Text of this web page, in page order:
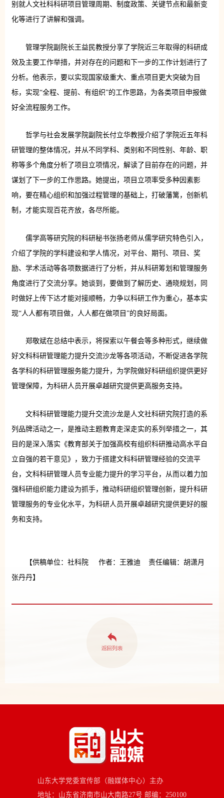
别就人文社科科研项目管理周期、制度政策、关键节点和最新变
化等进行了讲解和强调。
管理学院副院长王益民教授分享了学院近三年取得的科研成
效及主要工作举措，并对存在的问题和下一步的工作计划进行了
分析。他表示，要以实现国家级重大、重点项目更大突破为目
标，实现“全程、提前、有组织”的工作思路，为各类项目申报做
好全流程服务工作。
哲学与社会发展学院副院长付立华教授介绍了学院近五年科
研管理的整体情况，并从不同学科、类别和不同性别、年龄、职
称等多个角度分析了项目立项情况，解读了目前存在的问题，并
谋划了下一步的工作思路。她提出，项目立项率受多种因素影
响，要在精心组织和加强过程管理的基础上，打破藩篱，创新机
制，才能实现百花齐放，各尽所能。
儒学高等研究院的科研秘书张扬老师从儒学研究特色引入，
介绍了学院的学科建设和学人情况，对平台、期刊、项目、奖
励、学术活动等各项数据进行了分析，并从科研筹划和管理服务
角度进行了交流分享。她谈到，要做到了解历史、通晓规划，同
时做好上传下达才能对接顺畅，力争以科研工作为重心，基本实
现“人人都有项目做，人人都在做项目”的良好局面。
郑敬斌在总结中表示，将探索以午餐会等多种形式，继续做
好文科科研管理能力提升交流沙龙等各项活动，不断促进各学院
各学科的科研管理服务能力提升，为学院做好科研组织提供更好
管理保障，为科研人员开展卓越研究提供更高服务支持。
文科科研管理能力提升交流沙龙是人文社科研究院打造的系
列品牌活动之一，是推动主题教育走深走实的系列举措之一，其
目的是深入落实《教育部关于加强高校有组织科研推动高水平自
立自强的若干意见》，致力于搭建文科科研管理经验的交流平
台，文科科研管理人员专业能力提升的学习平台，从而以着力加
强科研组织能力建设为抓手，推动科研组织管理创新，提升科研
管理服务的专业化水平，为科研人员开展卓越研究提供更好的服
务和支持。
【供稿单位：社科院 作者：王雅迪 责任编辑：胡潇月
张丹丹】
山东大学党委宣传部（融媒体中心）主办
地址：山东省济南市山大南路27号 邮编：250100